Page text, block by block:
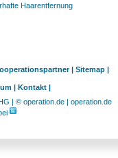
Haarentfernung
| Sitemap |
| Kontakt |
| © operation.de | operation.de